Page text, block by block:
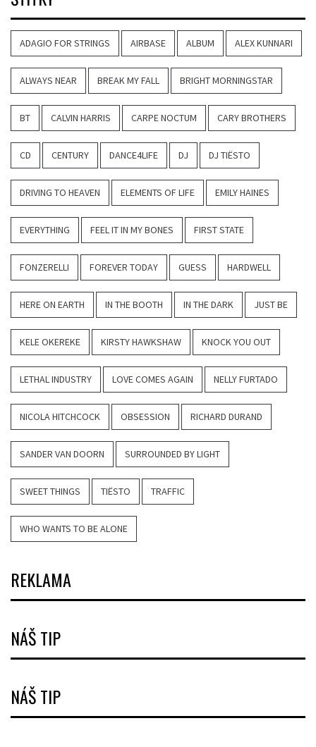
ADAGIO FOR STRINGS AIRBASE ALBUM ALEX KUNNARI
ALWAYS NEAR BREAK MY FALL BRIGHT MORNINGSTAR
BT CALVIN HARRIS CARPE NOCTUM CARY BROTHERS
CD CENTURY DANCE4LIFE DJ DJ TIËSTO
DRIVING TO HEAVEN ELEMENTS OF LIFE EMILY HAINES
EVERYTHING FEEL IT IN MY BONES FIRST STATE
FONZERELLI FOREVER TODAY GUESS HARDWELL
HERE ON EARTH IN THE BOOTH IN THE DARK JUST BE
KELE OKEREKE KIRSTY HAWKSHAW KNOCK YOU OUT
LETHAL INDUSTRY LOVE COMES AGAIN NELLY FURTADO
NICOLA HITCHCOCK OBSESSION RICHARD DURAND
SANDER VAN DOORN SURROUNDED BY LIGHT
SWEET THINGS TIËSTO TRAFFIC
WHO WANTS TO BE ALONE
REKLAMA
NÁŠ TIP
NÁŠ TIP